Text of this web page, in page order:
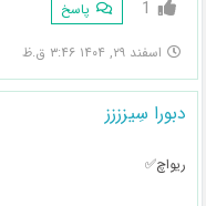
1 پاسخ
اسفند ۲۹, ۱۴۰۴ ۳:۴۶ ق.ظ
دبورا سِیزززز
ریواچ✅️